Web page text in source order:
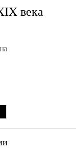
века